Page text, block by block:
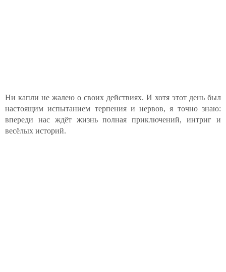
Ни капли не жалею о своих действиях. И хотя этот день был
настоящим испытанием терпения и нервов, я точно знаю:
впереди нас ждёт жизнь полная приключений, интриг и
весёлых историй.